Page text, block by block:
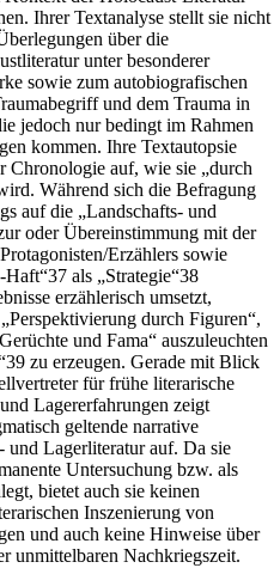
Ihrer Textanalyse stellt sie nicht
über die
unter besonderer
sowie zum autobiografischen
und dem Trauma in
jedoch nur bedingt im Rahmen
kommen. Ihre Textautopsie
Chronologie auf, wie sie „durch
Während sich die Befragung
auf die „Landschafts- und
oder Übereinstimmung mit der
Erzählers sowie
-Haft“37 als „Strategie“38
erzählerisch umsetzt,
durch Figuren“,
und Fama“ auszuleuchten
39 zu erzeugen. Gerade mit Blick
für frühe literarische
Lagererfahrungen zeigt
geltende narrative
und Lagerliteratur auf. Da sie
Untersuchung bzw. als
bietet auch sie keinen
Inszenierung von
und auch keine Hinweise über
unmittelbaren Nachkriegszeit.